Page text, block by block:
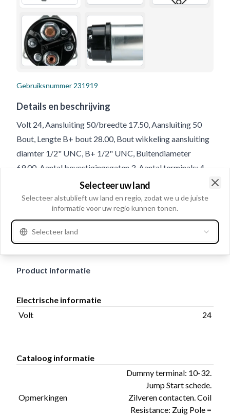
Gebruiksnummer 231919
Details en beschrijving
Volt 24, Aansluiting 50/breedte 17.50, Aansluiting 50
Bout, Lengte B+ bout 28.00, Bout wikkeling aansluiting
diamter 1/2" UNC, B+ 1/2" UNC, Buitendiameter
69.00, Aantal bevestigingsgaten 3, Aantal terminals: 4,
Terminal 50/mm 10-32 UNF, Boutlengte wikkeling
aansluiting 12.00, Aantal bevestigingsgaten 3, Totale
lengte: 160.00, Opmerkingen Dummy terminal: 10-32.
Jump Start schede. Zilveren contacten. Coil Resistance:
Zuig Pole = 0.635. Team Coil = 3.150.
Product informatie
Electrische informatie
Volt
24
Cataloog informatie
Opmerkingen
Dummy terminal: 10-32.
Jump Start schede.
Zilveren contacten. Coil
Resistance: Zuig Pole =
Selecteer uw land
Selecteer alstublieft uw land en regio, zodat we u de juiste
informatie voor uw regio kunnen tonen.
Selecteer land